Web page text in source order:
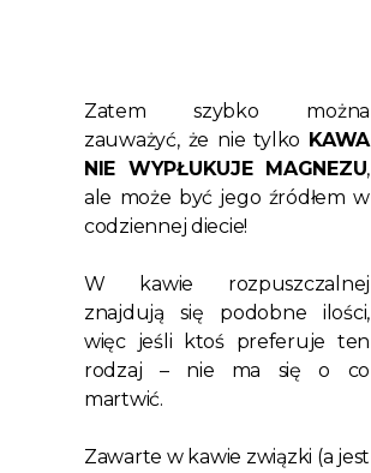
Zatem szybko można
zauważyć, że nie tylko KAWA
NIE WYPŁUKUJE MAGNEZU,
ale może być jego źródłem w
codziennej diecie!
W kawie rozpuszczalnej
znajdują się podobne ilości,
więc jeśli ktoś preferuje ten
rodzaj – nie ma się o co
martwić.
Zawarte w kawie związki (a jest